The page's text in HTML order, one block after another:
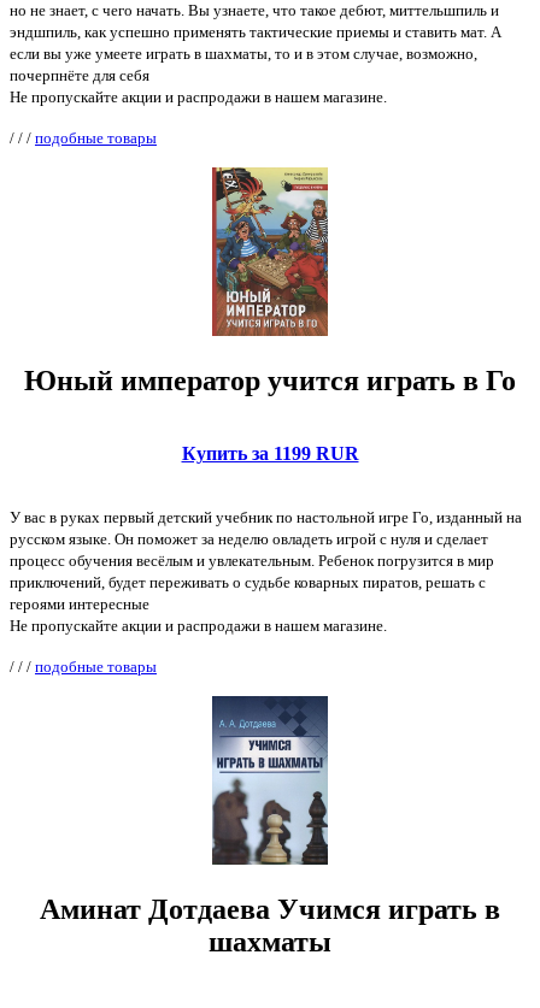
но не знает, с чего начать. Вы узнаете, что такое дебют, миттельшпиль и
эндшпиль, как успешно применять тактические приемы и ставить мат. А
если вы уже умеете играть в шахматы, то и в этом случае, возможно,
почерпнёте для себя
Не пропускайте акции и распродажи в нашем магазине.
/ / / подобные товары
Юный император учится играть в Го
Купить за 1199 RUR
У вас в руках первый детский учебник по настольной игре Го, изданный на
русском языке. Он поможет за неделю овладеть игрой с нуля и сделает
процесс обучения весёлым и увлекательным. Ребенок погрузится в мир
приключений, будет переживать о судьбе коварных пиратов, решать с
героями интересные
Не пропускайте акции и распродажи в нашем магазине.
/ / / подобные товары
Аминат Дотдаева Учимся играть в
шахматы